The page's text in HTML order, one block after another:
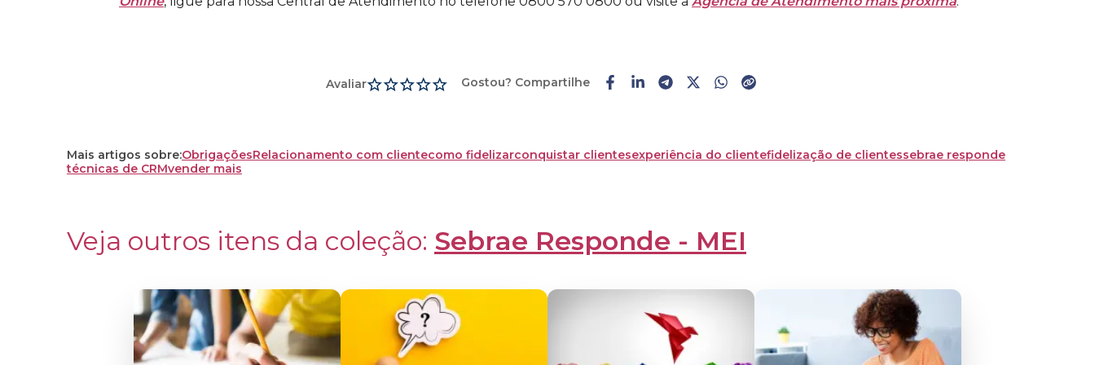
Avaliar Gostou? Compartilhe
Mais artigos sobre:ObrigaçõesRelacionamento com clientecomo fidelizarconquistar clientesexperiência do clientefidelização de clientessebrae responde
técnicas de CRMvender mais
Veja outros itens da coleção: Sebrae Responde - MEI